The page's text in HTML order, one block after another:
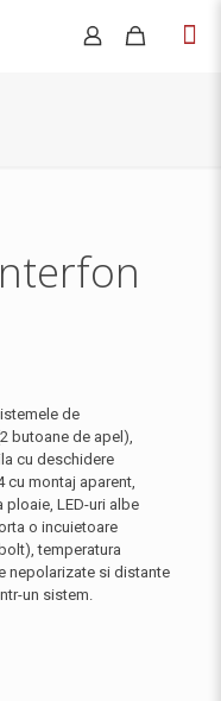
de
butoane de apel),
cu deschidere
cu montaj aparent,
LED-uri albe
o incuietoare
temperatura
nepolarizate si distante
un sistem.